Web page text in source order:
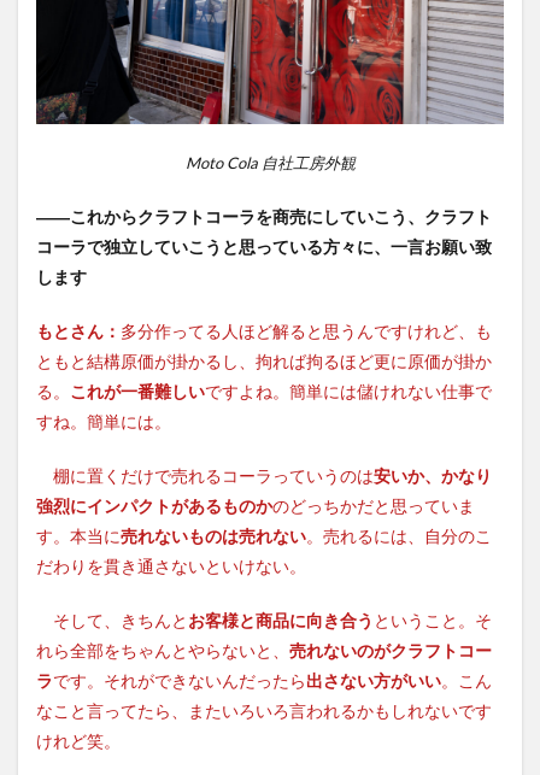
Moto Cola 自社工房外観
――これからクラフトコーラを商売にしていこう、クラフト
コーラで独立していこうと思っている方々に、一言お願い致
します
もとさん： 多分作ってる人ほど解ると思うんですけれど、も
ともと結構原価が掛かるし、拘れば拘るほど更に原価が掛か
る。 これが一番難しいですよね。簡単には儲けれない仕事で
すね。簡単には。
棚に置くだけで売れるコーラっていうのは安いか、かなり
強烈にインパクトがあるものかのどっちかだと思っていま
す。本当に売れないものは売れない。売れるには、自分のこ
だわりを貫き通さないといけない。
そして、きちんと お客様と商品に向き合う ということ。そ
れら全部をちゃんとやらないと、 売れないのがクラフトコー
ラです。それができないんだったら出さない方がいい。こん
なこと言ってたら、またいろいろ言われるかもしれないです
けれど笑。